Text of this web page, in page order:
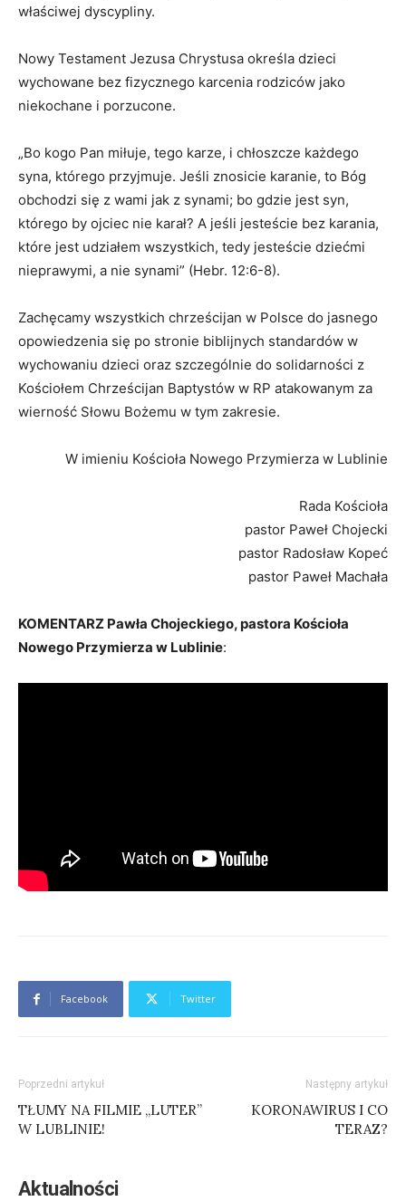
właściwej dyscypliny.
Nowy Testament Jezusa Chrystusa określa dzieci
wychowane bez fizycznego karcenia rodziców jako
niekochane i porzucone.
„Bo kogo Pan miłuje, tego karze, i chłoszcze każdego
syna, którego przyjmuje. Jeśli znosicie karanie, to Bóg
obchodzi się z wami jak z synami; bo gdzie jest syn,
którego by ojciec nie karał? A jeśli jesteście bez karania,
które jest udziałem wszystkich, tedy jesteście dziećmi
nieprawymi, a nie synami” (Hebr. 12:6-8).
Zachęcamy wszystkich chrześcijan w Polsce do jasnego
opowiedzenia się po stronie biblijnych standardów w
wychowaniu dzieci oraz szczególnie do solidarności z
Kościołem Chrześcijan Baptystów w RP atakowanym za
wierność Słowu Bożemu w tym zakresie.
W imieniu Kościoła Nowego Przymierza w Lublinie
Rada Kościoła
pastor Paweł Chojecki
pastor Radosław Kopeć
pastor Paweł Machała
KOMENTARZ Pawła Chojeckiego, pastora Kościoła
Nowego Przymierza w Lublinie:
Facebook Twitter
Poprzedni artykuł
TŁUMY NA FILMIE „LUTER”
W LUBLINIE!
Następny artykuł
KORONAWIRUS I CO
TERAZ?
Aktualności